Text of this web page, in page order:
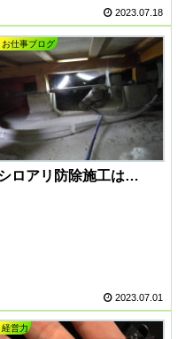
2023.07.18
お仕事ブログ
ロアリ防除施工は…
2023.07.01
経営力